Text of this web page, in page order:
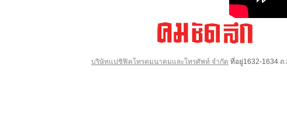
บริษัทแปซิฟิคโทรคมนาคมและโทรศัพท์ จำกัด ที่อยู่1632-1634 ถ